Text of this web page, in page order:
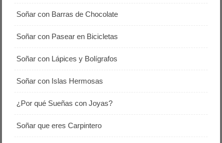
Soñar con Barras de Chocolate
Soñar con Pasear en Bicicletas
Soñar con Lápices y Bolígrafos
Soñar con Islas Hermosas
¿Por qué Sueñas con Joyas?
Soñar que eres Carpintero